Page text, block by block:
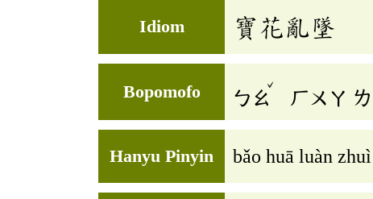
Idiom 寶花亂墜
Bopomofo ㄅㄠ
ˇ
ㄏㄨㄚ
Hanyu Pinyin bǎo huā luàn zhuì